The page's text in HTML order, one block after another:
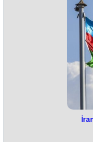
Bu barədə
O bildirib ki,
“Bu asan
qulluqçuları
iştirakına dair
götürən
iki Şimali
Təhlükəsizlik
verməyi